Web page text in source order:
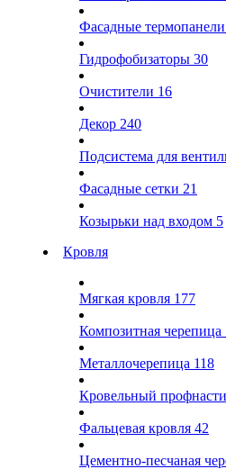
Фасадные термопанели
Гидрофобизаторы 30
Очистители 16
Декор 240
Подсистема для
Фасадные сетки 21
Козырьки над входом 5
Кровля
Мягкая кровля 177
Композитная черепица
Металлочерепица 118
Кровельный
Фальцевая кровля 42
Цементно-песчаная